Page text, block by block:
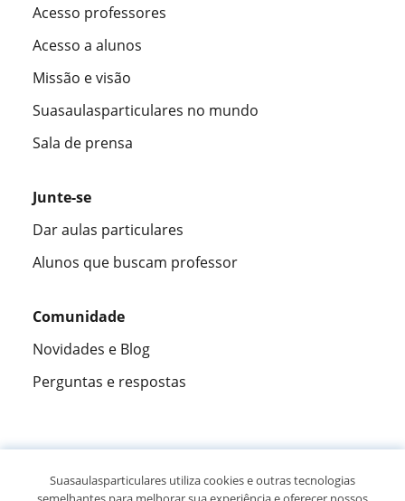
Acesso professores
Acesso a alunos
Missão e visão
Suasaulasparticulares no mundo
Sala de prensa
Junte-se
Dar aulas particulares
Alunos que buscam professor
Comunidade
Novidades e Blog
Perguntas e respostas
Suasaulasparticulares utiliza cookies e outras tecnologias